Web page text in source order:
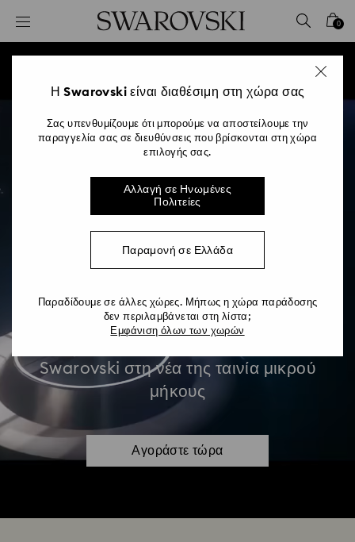
Accesskeys list
0 - Επικεφαλίδα
2 - Υποσέλιδο
0
Brighter Days Ahead
Swarovski στη νέα της ταινία μικρού
μήκους
Αγοράστε τώρα
Η Swarovski είναι διαθέσιμη στη χώρα σας
Σας υπενθυμίζουμε ότι μπορούμε να αποστείλουμε την
παραγγελία σας σε διευθύνσεις που βρίσκονται στη χώρα
επιλογής σας.
Αλλαγή σε Ηνωμένες
Πολιτείες
Παραμονή σε Ελλάδα
Παραδίδουμε σε άλλες χώρες. Μήπως η χώρα παράδοσης
δεν περιλαμβάνεται στη λίστα;
Εμφάνιση όλων των χωρών